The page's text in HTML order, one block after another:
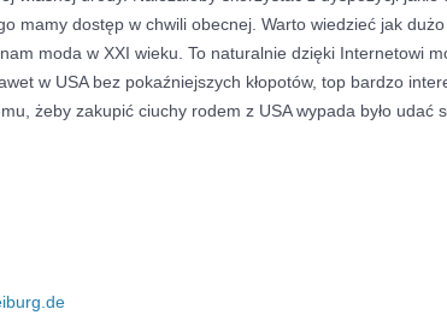
mamy dostęp w chwili obecnej. Warto wiedzieć jak dużo
moda w XXI wieku. To naturalnie dzięki Internetowi
w USA bez pokaźniejszych kłopotów, top bardzo
żeby zakupić ciuchy rodem z USA wypada było udać